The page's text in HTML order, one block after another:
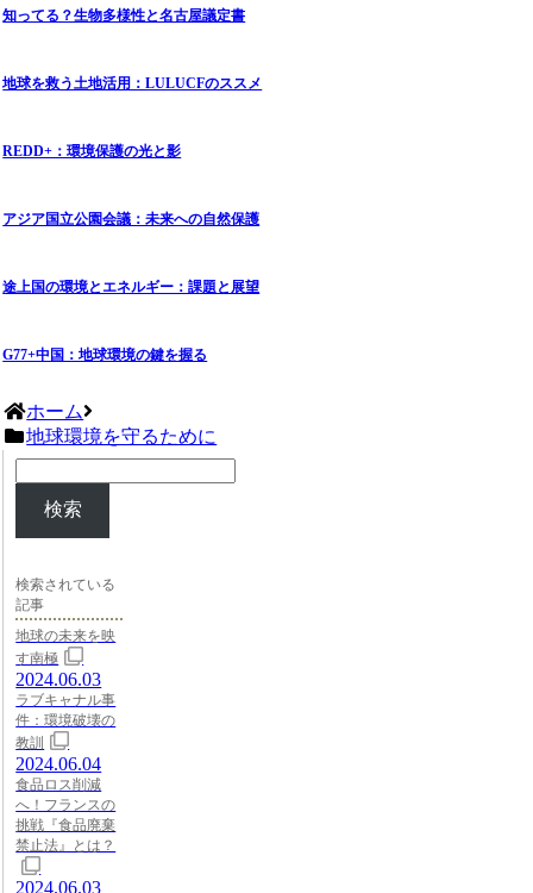
知ってる？生物多様性と名古屋議定書
地球を救う土地活用：LULUCFのススメ
REDD+：環境保護の光と影
アジア国立公園会議：未来への自然保護
途上国の環境とエネルギー：課題と展望
G77+中国：地球環境の鍵を握る
ホーム
地球環境を守るために
検索
検索されている
記事
地球の未来を映
す南極
2024.06.03
ラブキャナル事
件：環境破壊の
教訓
2024.06.04
食品ロス削減
へ！フランスの
挑戦『食品廃棄
禁止法』とは？
2024.06.03